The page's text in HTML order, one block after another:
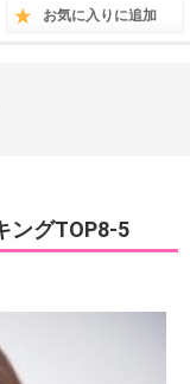
お気に入りに追加
ングTOP8-5